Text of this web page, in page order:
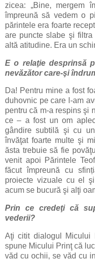
zicea: „Bine, mergem
împreună să vedem o
părintele era foarte
are puncte slabe şi
altă atitudine. Era un
E o relaţie desprinsă
nevăzător care-şi
Da! Pentru mine a fost
duhovnic pe care l-am
pentru că m-a respins şi
ce – a fost un om
gândire subtilă şi cu
învăţat foarte multe şi
ăsta trebuie să fie
venit apoi Părintele
făcut împreună cu
proiecte vizuale cu el
acum se bucură şi alţi
Prin ce credeţi că
vederii?
Aţi citit dialogul Micului
spune Micului Prinţ că
văd cu ochii, se văd cu